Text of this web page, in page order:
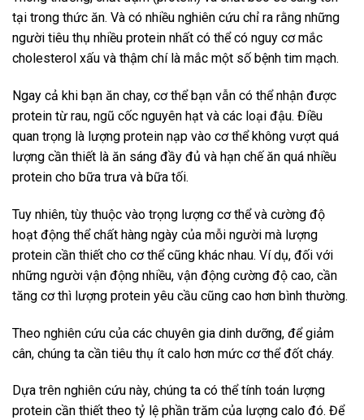
tại trong thức ăn. Và có nhiều nghiên cứu chỉ ra rằng những
người tiêu thụ nhiều protein nhất có thể có nguy cơ mắc
cholesterol xấu và thậm chí là mắc một số bệnh tim mạch.
Ngay cả khi bạn ăn chay, cơ thể bạn vẫn có thể nhận được
protein từ rau, ngũ cốc nguyên hạt và các loại đậu. Điều
quan trọng là lượng protein nạp vào cơ thể không vượt quá
lượng cần thiết là ăn sáng đầy đủ và hạn chế ăn quá nhiều
protein cho bữa trưa và bữa tối.
Tuy nhiên, tùy thuộc vào trọng lượng cơ thể và cường độ
hoạt động thể chất hàng ngày của mỗi người mà lượng
protein cần thiết cho cơ thể cũng khác nhau. Ví dụ, đối với
những người vận động nhiều, vận động cường độ cao, cần
tăng cơ thì lượng protein yêu cầu cũng cao hơn bình thường.
Theo nghiên cứu của các chuyên gia dinh dưỡng, để giảm
cân, chúng ta cần tiêu thụ ít calo hơn mức cơ thể đốt cháy.
Dựa trên nghiên cứu này, chúng ta có thể tính toán lượng
protein cần thiết theo tỷ lệ phần trăm của lượng calo đó. Để